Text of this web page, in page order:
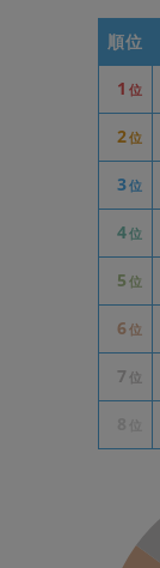
順位
1 位
2位
3位
4位
5 位
6位
7 位